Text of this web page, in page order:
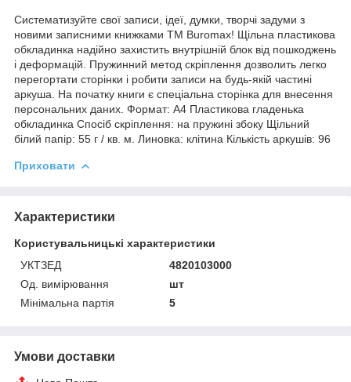
Систематизуйте свої записи, ідеї, думки, творчі задуми з
новими записними книжками ТМ Buromax! Щільна пластикова
обкладинка надійно захистить внутрішній блок від пошкоджень
і деформацій. Пружинний метод скріплення дозволить легко
перегортати сторінки і робити записи на будь-якій частині
аркуша. На початку книги є спеціальна сторінка для внесення
персональних даних. Формат: А4 Пластикова гладенька
обкладинка Спосіб скріплення: на пружині збоку Щільний
білий папір: 55 г / кв. м. Линовка: клітина Кількість аркушів: 96
Приховати
Характеристики
Користувальницькі характеристики
УКТЗЕД
4820103000
Од. вимірювання
шт
Мінімальна партія
5
Умови доставки